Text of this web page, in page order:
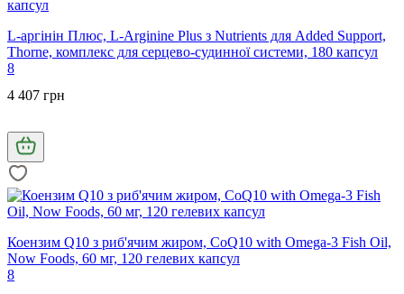
L-аргінін Плюс, L-Arginine Plus з Nutrients для Added Support,
Thorne, комплекс для серцево-судинної системи, 180 капсул
8
4 407 грн
Коензим Q10 з риб'ячим жиром, CoQ10 with Omega-3 Fish Oil,
Now Foods, 60 мг, 120 гелевих капсул
8